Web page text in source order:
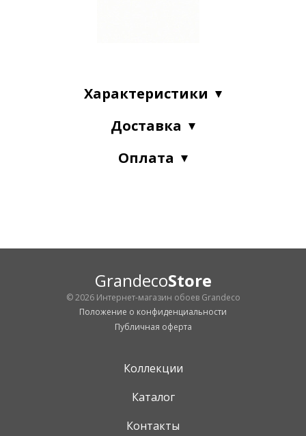
Характеристики
Доставка
Оплата
GrandecoStore
© 2026 Интернет-магазин обоев Grandeco
Положение о конфиденциальности
Публичная оферта
Коллекции
Каталог
Контакты